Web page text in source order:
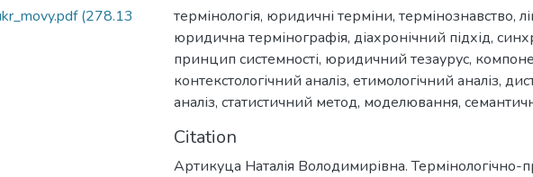
(278.13
термінологія, юридичні терміни, термінознавство,
юридична термінографія, діахронічний підхід,
принцип системності, юридичний тезаурус,
контекстологічний аналіз, етимологічний аналіз,
аналіз, статистичний метод, моделювання,
Citation
Артикуца Наталія Володимирівна.